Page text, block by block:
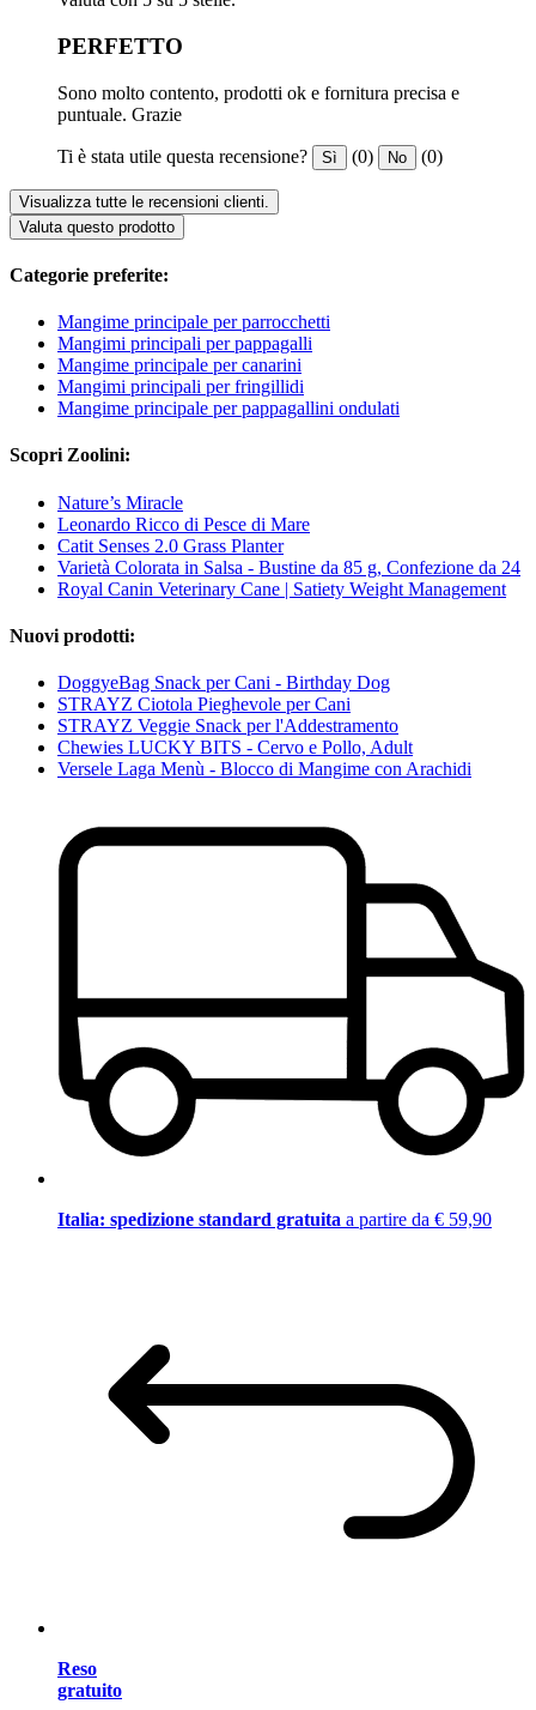
PERFETTO
Sono molto contento, prodotti ok e fornitura precisa e
puntuale. Grazie
Ti è stata utile questa recensione? Sì (0) No (0)
Visualizza tutte le recensioni clienti.
Valuta questo prodotto
Categorie preferite:
Mangime principale per parrocchetti
Mangimi principali per pappagalli
Mangime principale per canarini
Mangimi principali per fringillidi
Mangime principale per pappagallini ondulati
Scopri Zoolini:
Nature’s Miracle
Leonardo Ricco di Pesce di Mare
Catit Senses 2.0 Grass Planter
Varietà Colorata in Salsa - Bustine da 85 g, Confezione da 24
Royal Canin Veterinary Cane | Satiety Weight Management
Nuovi prodotti:
DoggyeBag Snack per Cani - Birthday Dog
STRAYZ Ciotola Pieghevole per Cani
STRAYZ Veggie Snack per l'Addestramento
Chewies LUCKY BITS - Cervo e Pollo, Adult
Versele Laga Menù - Blocco di Mangime con Arachidi
Italia: spedizione standard gratuita a partire da € 59,90
Reso
gratuito